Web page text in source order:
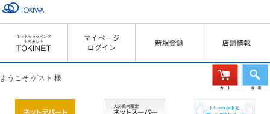
ようこそ ゲスト 様